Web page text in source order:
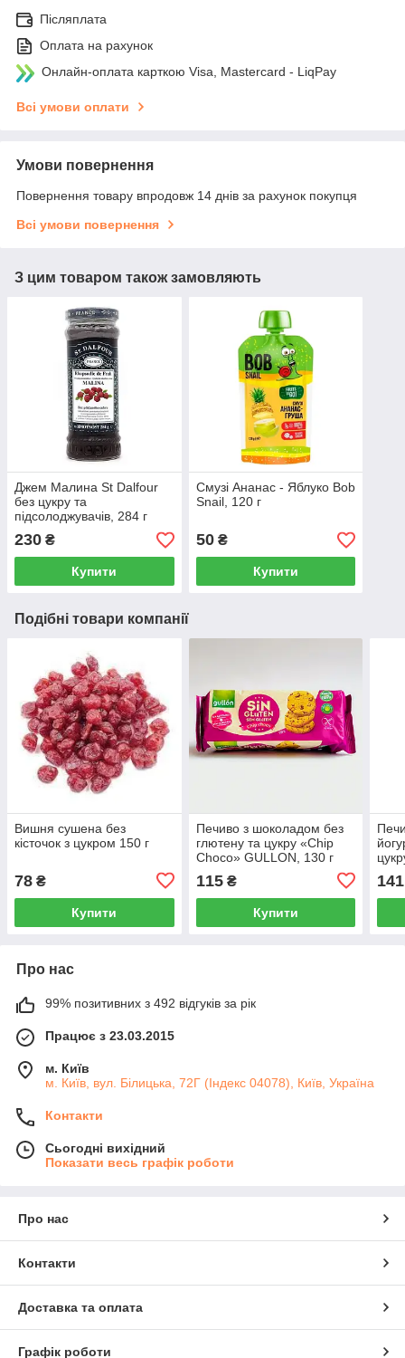
Післяплата
Оплата на рахунок
Онлайн-оплата карткою Visa, Mastercard - LiqPay
Всі умови оплати
Умови повернення
Повернення товару впродовж 14 днів за рахунок покупця
Всі умови повернення
З цим товаром також замовляють
Джем Малина St Dalfour
без цукру та
підсолоджувачів, 284 г
230 ₴
Купити
Смузі Ананас - Яблуко Bob
Snail, 120 г
50₴
Купити
Подібні товари компанії
Вишня сушена без
кісточок з цукром 150 г
78 ₴
Купити
Печиво з шоколадом без
глютену та цукру «Chip
Choco» GULLON, 130 г
115₴
Купити
141
Про нас
99% позитивних з 492 відгуків за рік
Працює з 23.03.2015
м. Київ
м. Київ, вул. Білицька, 72Г (Індекс 04078), Київ, Україна
Контакти
Сьогодні вихідний
Показати весь графік роботи
Про нас
Контакти
Доставка та оплата
Графік роботи